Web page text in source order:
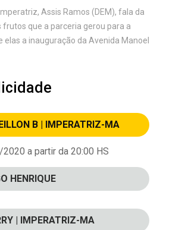
Assis Ramos (DEM), fala da
frutos que a parceria gerou para a
elas a inauguração da Avenida Manoel
B | IMPERATRIZ-MA
a partir da 20:00 HS
HENRIQUE
| IMPERATRIZ-MA